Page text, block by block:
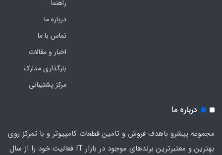
راهنما
درباره ما
تماس با ما
اخبار و مقالات
بارگذاری مدارک
مرکز پشتیبانی
درباره ما
مجموعه پیشرو باهدف فروش و تامین قطعات کامپیوتر و با تمرکز روی
بهترین و معتبرترین برندهای موجود در بازار IT فعالیت خود را از سال